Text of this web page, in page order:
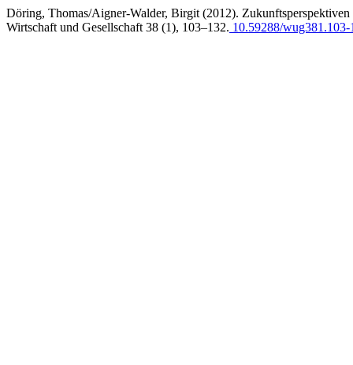
Döring, Thomas/Aigner-Walder, Birgit (2012).
Wirtschaft und Gesellschaft 38 (1), 103–132. 10.59288/wug381.103-